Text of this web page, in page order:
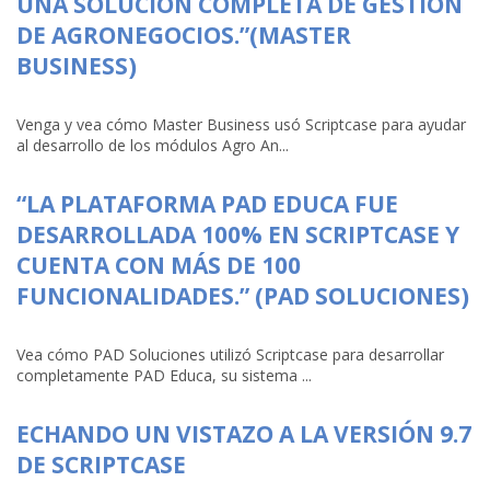
DE AGRONEGOCIOS.”(MASTER
BUSINESS)
Venga y vea cómo Master Business usó Scriptcase para ayudar
al desarrollo de los módulos Agro An...
“LA PLATAFORMA PAD EDUCA FUE
DESARROLLADA 100% EN SCRIPTCASE Y
CUENTA CON MÁS DE 100
FUNCIONALIDADES.” (PAD SOLUCIONES)
Vea cómo PAD Soluciones utilizó Scriptcase para desarrollar
completamente PAD Educa, su sistema ...
ECHANDO UN VISTAZO A LA VERSIÓN 9.7
DE SCRIPTCASE